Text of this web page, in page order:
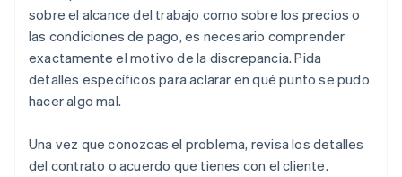
sobre el alcance del trabajo como sobre los precios o
las condiciones de pago, es necesario comprender
exactamente el motivo de la discrepancia. Pida
detalles específicos para aclarar en qué punto se pudo
hacer algo mal.
Una vez que conozcas el problema, revisa los detalles
del contrato o acuerdo que tienes con el cliente.